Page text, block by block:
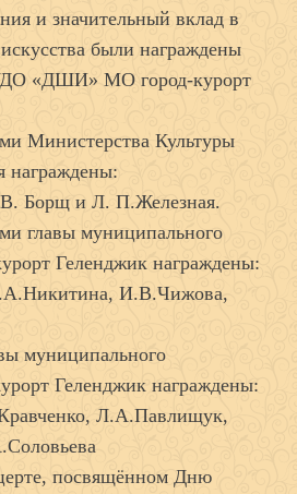
и значительный вклад в
были награждены
«ДШИ» МО город-курорт
Министерства Культуры
награждены:
Борщ и Л. П.Железная.
главы муниципального
Геленджик награждены:
И.В.Чижова,
муниципального
Геленджик награждены:
Л.А.Павлищук,
посвящённом Дню